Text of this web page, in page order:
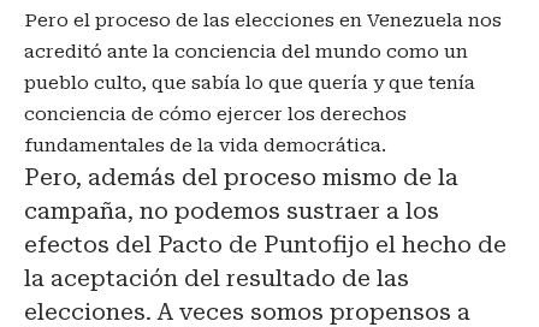
Pero el proceso de las elecciones en Venezuela nos
acreditó ante la conciencia del mundo como un
pueblo culto, que sabía lo que quería y que tenía
conciencia de cómo ejercer los derechos
fundamentales de la vida democrática.
Pero, además del proceso mismo de la
campaña, no podemos sustraer a los
efectos del Pacto de Puntofijo el hecho de
la aceptación del resultado de las
elecciones. A veces somos propensos a